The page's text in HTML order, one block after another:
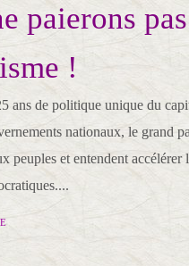
paierons
!
ans de politique unique du
nationaux, le grand
peuples et entendent accélérer